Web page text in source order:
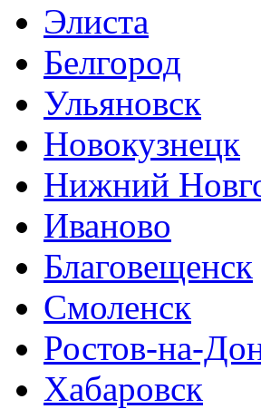
Элиста
Белгород
Ульяновск
Новокузнецк
Нижний
Иваново
Благовещенск
Смоленск
Ростов-на-
Хабаровск